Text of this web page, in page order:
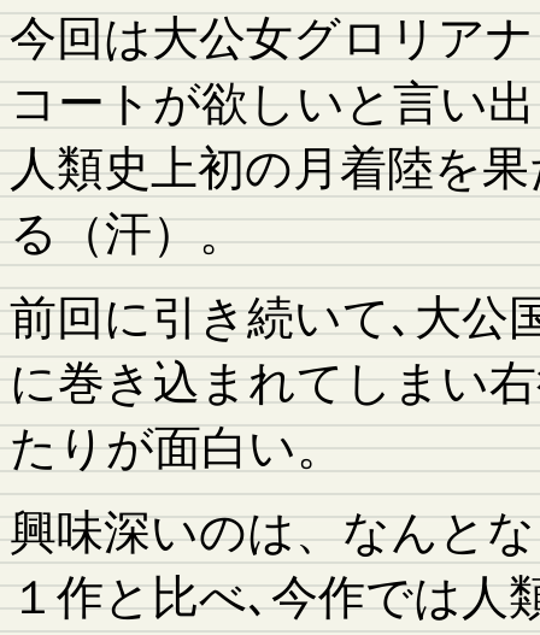
今回は大公女グロリア
コートが欲しいと言い
人類史上初の月着陸を
る（汗）。
前回に引き続いて､大公
に巻き込まれてしまい
たりが面白い。
興味深いのは、なんと
１作と比べ､今作では人